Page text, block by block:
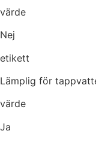
värde
Nej
etikett
Lämplig för
värde
Ja